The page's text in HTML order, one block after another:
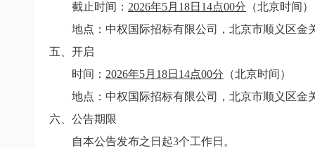
截止时间： 2026年5月 18日 14点00分 （北京时间）
地点：中权国际招标有限公司，北京市顺义区金
五、开启
时间： 2026年5月 18日 14点00分 （北京时间）
地点：中权国际招标有限公司，北京市顺义区金
六、公告期限
自本公告发布之日起3个工作日。